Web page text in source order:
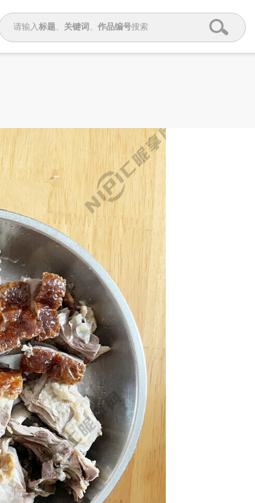
请输入标题、 关键词 、 作品编号搜索